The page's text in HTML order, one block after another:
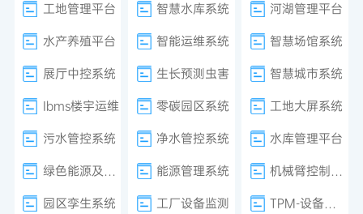
工地管理平台
智慧水库系统
河湖管理平台
水产养殖平台
智能运维系统
智慧场馆系统
展厅中控系统
生长预测虫害
智慧城市系统
Ibms楼宇运维
零碳园区系统
工地大屏系统
污水管控系统
净水管控系统
水库管理平台
绿色能源及减排系统
能源管理系统
机械臂控制系统
园区孪生系统
工厂设备监测
TPM-设备管理